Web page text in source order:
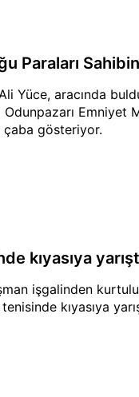
Paraları
Yüce, aracında
Odunpazarı
çaba gösteriyor.
kıyasıya
işgalinden
kıyasıya